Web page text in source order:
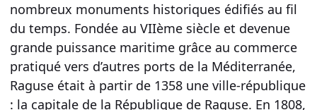
nombreux monuments historiques édifiés au fil
du temps. Fondée au VIIème siècle et devenue
grande puissance maritime grâce au commerce
pratiqué vers d’autres ports de la Méditerranée,
Raguse était à partir de 1358 une ville-république
: la capitale de la République de Raguse. En 1808,